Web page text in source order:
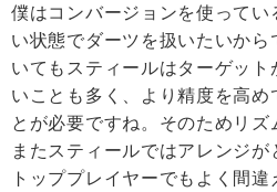
僕はコンバージョンを使ってい
い状態でダーツを扱いたいから
いてもスティールはターゲッ
いことも多く、より精度を高め
とが必要ですね。そのためリズ
またスティールではアレンジ
トッププレイヤーでもよく間